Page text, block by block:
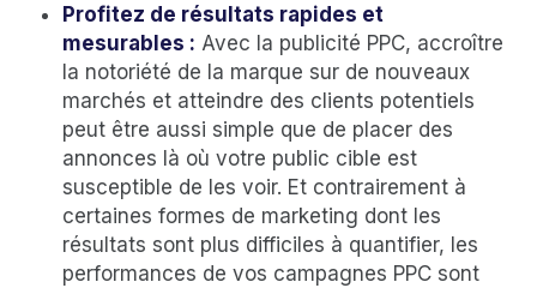
Profitez de résultats rapides et
mesurables : Avec la publicité PPC, accroître
la notoriété de la marque sur de nouveaux
marchés et atteindre des clients potentiels
peut être aussi simple que de placer des
annonces là où votre public cible est
susceptible de les voir. Et contrairement à
certaines formes de marketing dont les
résultats sont plus difficiles à quantifier, les
performances de vos campagnes PPC sont